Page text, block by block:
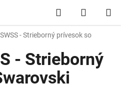
Hľadať
KOŠÍK
- Strieborný prívesok so
- Strieborný